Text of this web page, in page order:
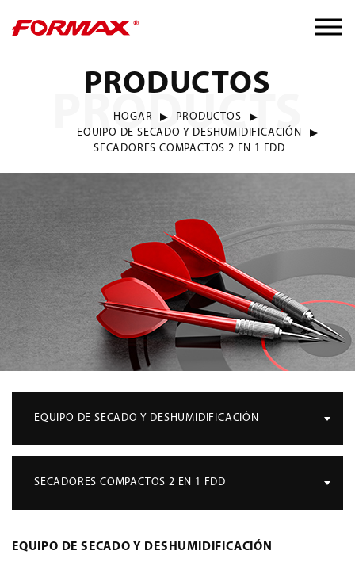
PRODUCTOS
HOGAR
PRODUCTOS
EQUIPO DE SECADO Y DESHUMIDIFICACIÓN
SECADORES COMPACTOS 2 EN 1 FDD
PRODUCTS
EQUIPO DE SECADO Y DESHUMIDIFICACIÓN
SECADORES COMPACTOS 2 EN 1 FDD
EQUIPO DE SECADO Y DESHUMIDIFICACIÓN